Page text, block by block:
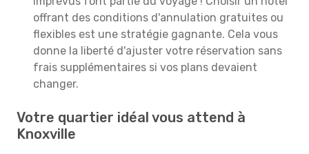
offrant des conditions d'annulation gratuites ou
flexibles est une stratégie gagnante. Cela vous
donne la liberté d'ajuster votre réservation sans
frais supplémentaires si vos plans devaient
changer.
Votre quartier idéal vous attend à
Knoxville